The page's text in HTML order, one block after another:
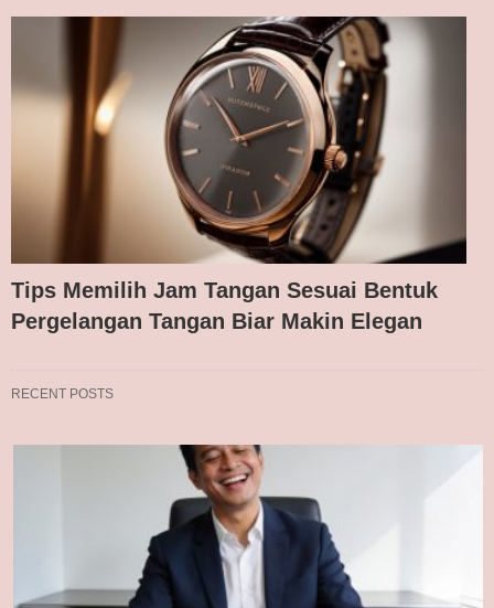
Tips Memilih Jam Tangan Sesuai Bentuk
Pergelangan Tangan Biar Makin Elegan
RECENT POSTS